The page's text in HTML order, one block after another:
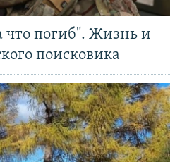
что погиб". Жизнь и
поисковика